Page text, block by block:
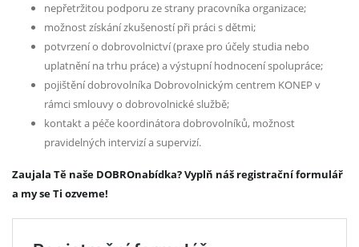
nepřetržitou podporu ze strany pracovníka organizace;
možnost získání zkušeností při práci s dětmi;
potvrzení o dobrovolnictví (praxe pro účely studia nebo
uplatnění na trhu práce) a výstupní hodnocení spolupráce;
pojištění dobrovolníka Dobrovolnickým centrem KONEP v
rámci smlouvy o dobrovolnické službě;
kontakt a péče koordinátora dobrovolníků, možnost
pravidelných intervizí a supervizí.
Zaujala Tě naše DOBROnabídka? Vyplň náš registrační formulář
a my se Ti ozveme!